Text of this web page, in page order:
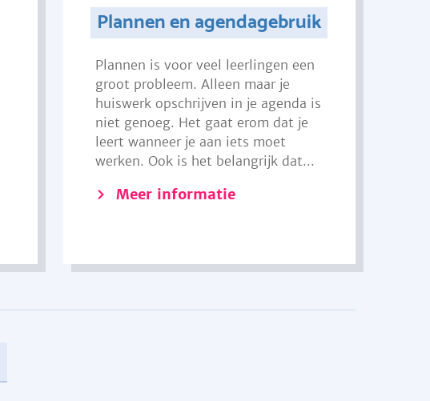
Plannen en agendagebruik
Plannen is voor veel leerlingen een
groot probleem. Alleen maar je
huiswerk opschrijven in je agenda is
niet genoeg. Het gaat erom dat je
leert wanneer je aan iets moet
werken. Ook is het belangrijk dat...
Meer informatie